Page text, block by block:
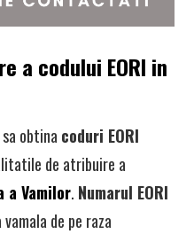
a codului EORI in
obtina coduri EORI
de atribuire a
a Vamilor. Numarul EORI
de pe raza